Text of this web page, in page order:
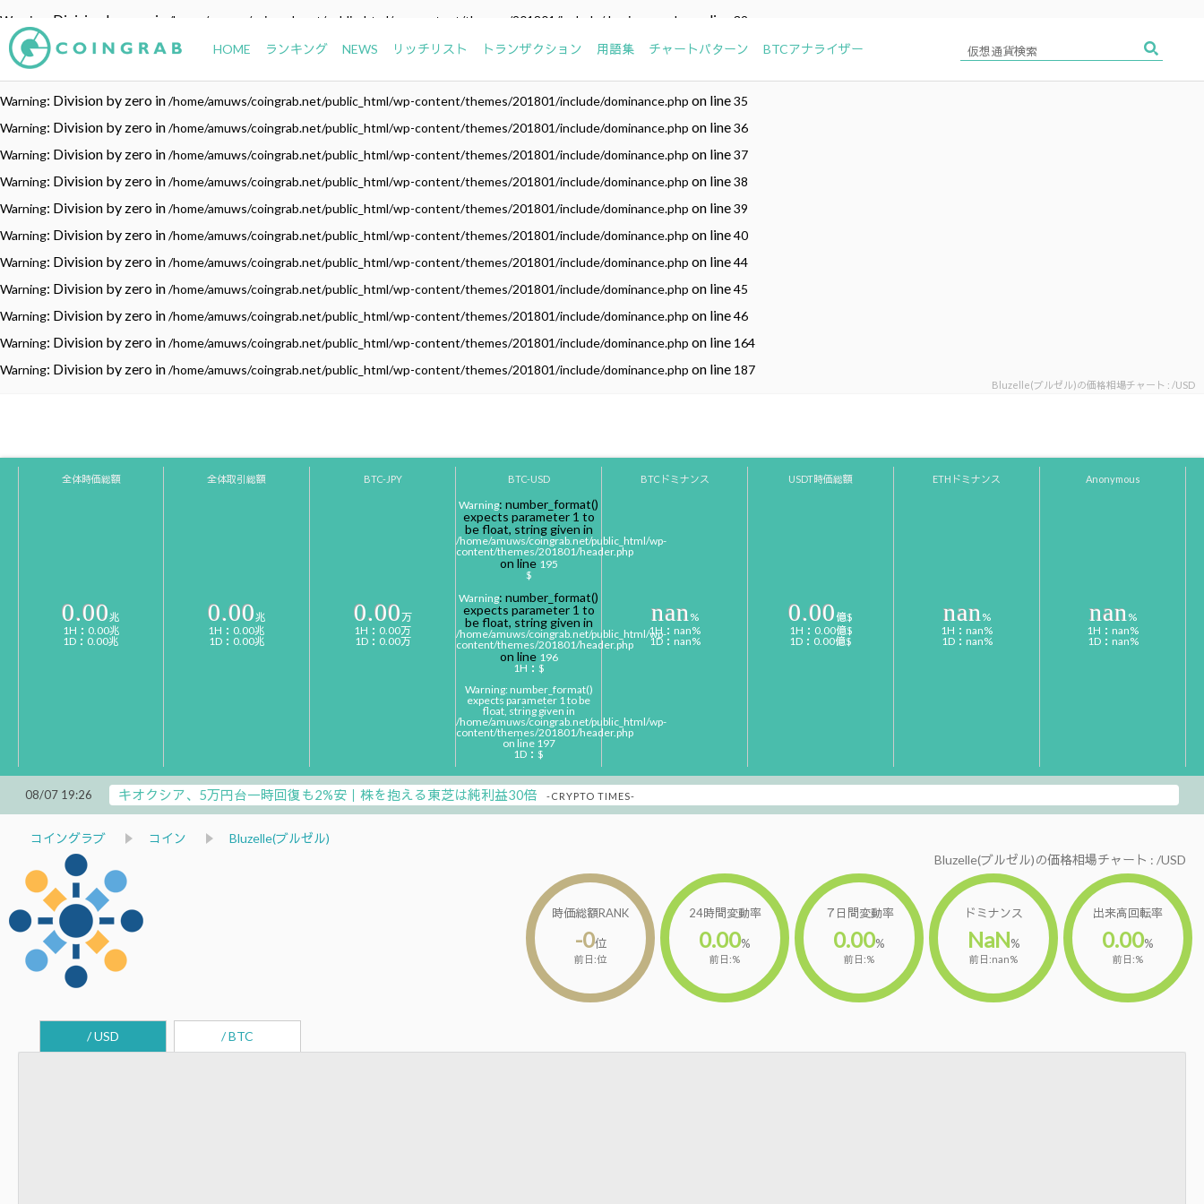
Warning : Division by zero in /home/amuws/coingrab.net/public_html/wp-content/themes/201801/include/dominance.php on line 32
Warning: Division by zero in /home/amuws/coingrab.net/public_html/wp-content/themes/201801/include/dominance.php on line33
Warning
Warning: Division by zero in/home/amuws/coingrab.net/public_html/wp-content/themes/201801/include/dominance.php on line35
Warning: Division by zero in/home/amuws/coingrab.net/public_html/wp-content/themes/201801/include/dominance.php on line36
Warning: Division by zero in/home/amuws/coingrab.net/public_html/wp-content/themes/201801/include/dominance.php on line37
Warning: Division by zero in/home/amuws/coingrab.net/public_html/wp-content/themes/201801/include/dominance.php on line38
Warning: Division by zero in/home/amuws/coingrab.net/public_html/wp-content/themes/201801/include/dominance.php on line39
Warning: Division by zero in/home/amuws/coingrab.net/public_html/wp-content/themes/201801/include/dominance.php on line40
Warning: Division by zero in/home/amuws/coingrab.net/public_html/wp-content/themes/201801/include/dominance.php on line44
Warning: Division by zero in/home/amuws/coingrab.net/public_html/wp-content/themes/201801/include/dominance.php on line45
Warning: Division by zero in/home/amuws/coingrab.net/public_html/wp-content/themes/201801/include/dominance.php on line46
Warning: Division by zero in/home/amuws/coingrab.net/public_html/wp-content/themes/201801/include/dominance.php on line 164
Warning: Division by zero in/home/amuws/coingrab.net/public_html/wp-content/themes/201801/include/dominance.php on line 187
Bluzelle(ブルゼル)の価格相場チャート : /USD
HOME ランキング NEWS リッチリスト トランザクション 用語集 チャートパターン BTCアナライザー
全体時価総額 全体取引総額 BTC-JPY BTC-USD BTCドミナンス USDT時価総額 ETHドミナンス Anonymous
0.00兆
1H：0.00兆
1D：0.00兆
0.00兆
1H：0.00兆
1D：0.00兆
0.00万
1H：0.00万
1D：0.00万
Warning: number_format()
expects parameter 1 to
be float, string given in
/home/amuws/coingrab.net/public_html/wp-
content/themes/201801/header.php
on line 195
$
Warning: number_format()
expects parameter 1 to
be float, string given in
/home/amuws/coingrab.net/public_html/wp-
content/themes/201801/header.php
on line 196
1H：$
Warning: number_format()
expects parameter 1 to be
float, string given in
/home/amuws/coingrab.net/public_html/wp-
content/themes/201801/header.php
on line 197
1D：$
nan %
1H：nan%
1D：nan%
0.00 億$
1H：0.00億$
1D：0.00億$
nan %
1H：nan%
1D：nan%
nan %
1H：nan%
1D：nan%
08/07 19:26 キオクシア、5万円台一時回復も2%安｜株を抱える東芝は純利益30倍 -CRYPTO TIMES-
コイングラブ コイン
Bluzelle(ブルゼル)
Bluzelle(ブルゼル)の価格相場チャート : /USD
時価総額RANK
-0位
前日:位
24時間変動率
0.00%
前日:%
７日間変動率
0.00%
前日:%
ドミナンス
NaN%
前日:nan%
出来高回転率
0.00%
前日:%
/ USD / BTC